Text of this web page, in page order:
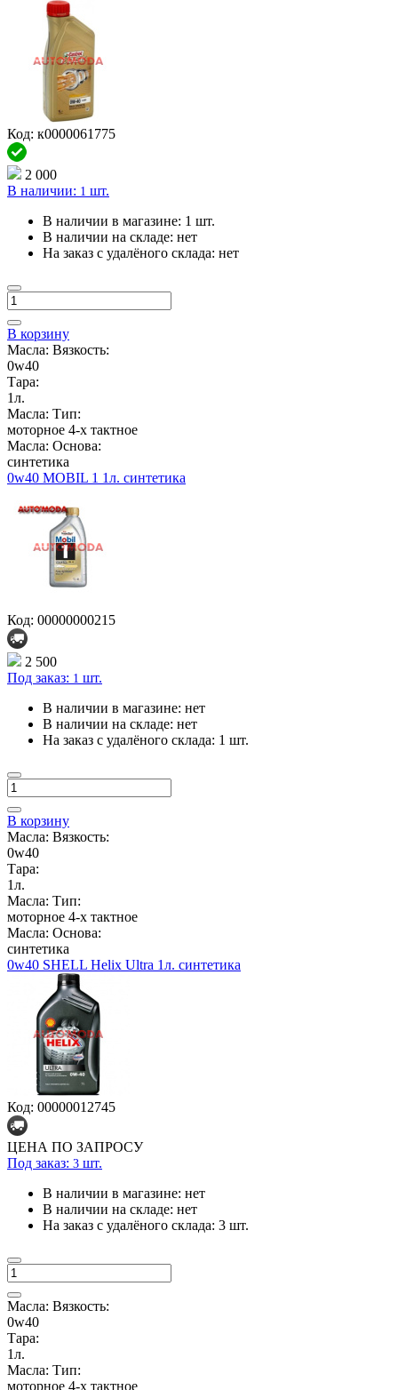
Код: к0000061775
2 000
В наличии: 1 шт.
В наличии в магазине: 1 шт.
В наличии на складе: нет
На заказ с удалёного склада: нет
В корзину
Масла: Вязкость:
0w40
Тара:
1л.
Масла: Тип:
моторное 4-х тактное
Масла: Основа:
синтетика
0w40 MOBIL 1 1л. синтетика
Код: 00000000215
2 500
Под заказ: 1 шт.
В наличии в магазине: нет
В наличии на складе: нет
На заказ с удалёного склада: 1 шт.
В корзину
Масла: Вязкость:
0w40
Тара:
1л.
Масла: Тип:
моторное 4-х тактное
Масла: Основа:
синтетика
0w40 SHELL Helix Ultra 1л. синтетика
Код: 00000012745
ЦЕНА ПО ЗАПРОСУ
Под заказ: 3 шт.
В наличии в магазине: нет
В наличии на складе: нет
На заказ с удалёного склада: 3 шт.
Масла: Вязкость:
0w40
Тара:
1л.
Масла: Тип:
моторное 4-х тактное